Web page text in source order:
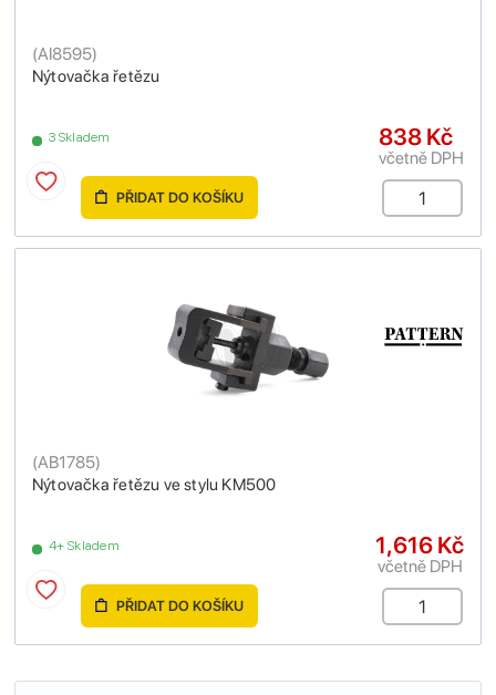
Nýtovačka řetězu
(AI8595)
3 Skladem 838 Kč
včetně DPH
PŘIDAT DO KOŠÍKU
Nýtovačka řetězu ve stylu KM500
(AB1785)
4+ Skladem 1,616 Kč
včetně DPH
PŘIDAT DO KOŠÍKU